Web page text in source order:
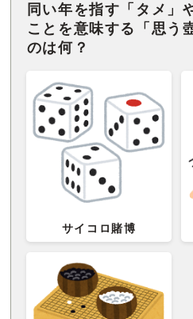
同い年を指す「タメ」
ことを意味する「思う
のは何？
サイコロ賭博